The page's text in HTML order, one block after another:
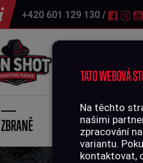
TATO WEBOVÁ
Na těchto
našimi
zpracování
variantu.
kontaktovat,
+420 601 129 130 /
ZBRANĚ